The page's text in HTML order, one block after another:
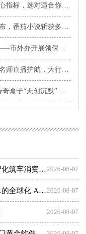
家用除螨仪选购指南：看懂五大核心指标，选对适合你的那一款
2025年度中国网络文学影响力榜发布，番茄小说斩获多项殊荣
领保知识送身边 海外安全记心间 ——市外办开展领保大讲堂系列活动
非农夜黄金或迎史诗级波动！领峰名师直播护航，大行情一举擒获！
在传奇手游里玩上海克斯了！996传奇盒子“天创沉默”创意醒目
2026-08-07
科技赋能 守护托付 三星财产保险以数智化筑牢消费者权益保护屏障
2026-08-07
棋局横跨华府与阿布扎比「子辰与ATGL的全球化 AI 资本突围战」
2026-08-07